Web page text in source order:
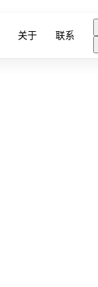
关于 联系